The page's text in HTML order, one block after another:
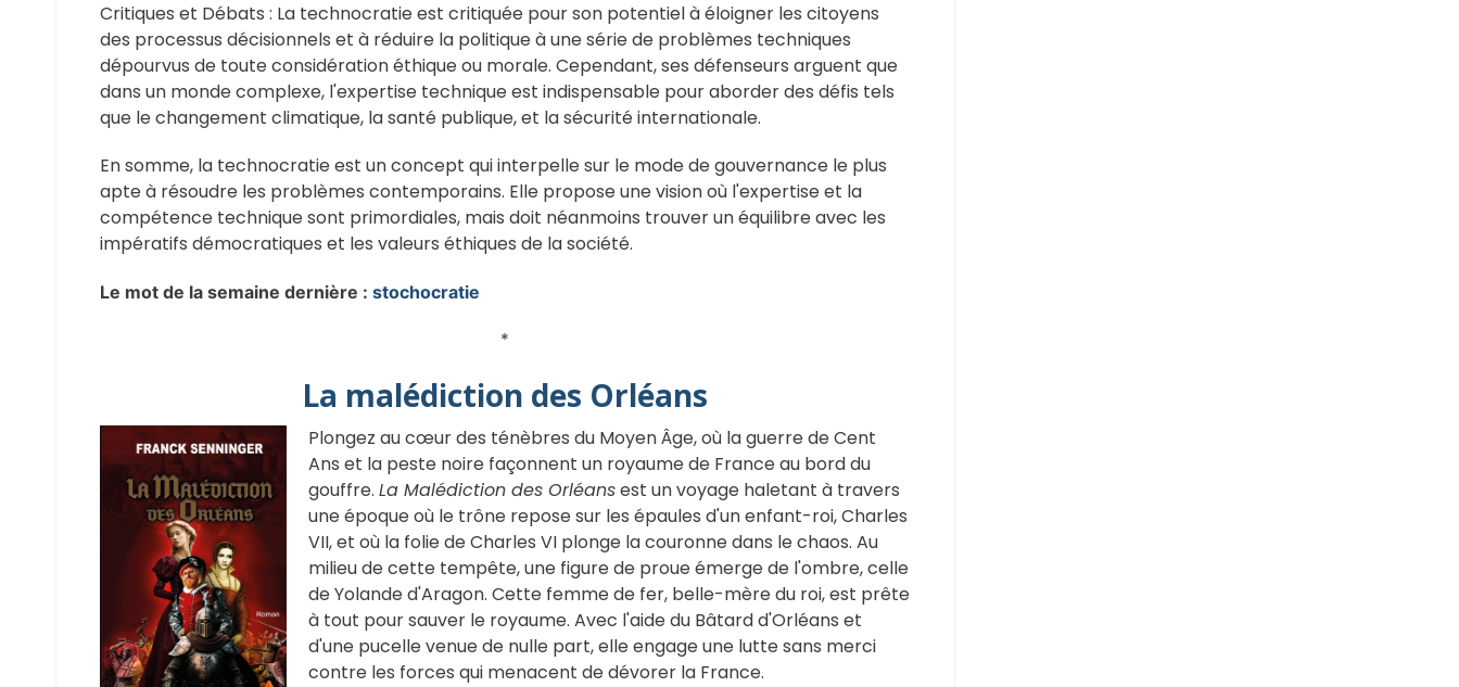
Critiques et Débats : La technocratie est critiquée pour son potentiel à éloigner les citoyens
des processus décisionnels et à réduire la politique à une série de problèmes techniques
dépourvus de toute considération éthique ou morale. Cependant, ses défenseurs arguent que
dans un monde complexe, l'expertise technique est indispensable pour aborder des défis tels
que le changement climatique, la santé publique, et la sécurité internationale.
En somme, la technocratie est un concept qui interpelle sur le mode de gouvernance le plus
apte à résoudre les problèmes contemporains. Elle propose une vision où l'expertise et la
compétence technique sont primordiales, mais doit néanmoins trouver un équilibre avec les
impératifs démocratiques et les valeurs éthiques de la société.
Le mot de la semaine dernière : stochocratie
*
La malédiction des Orléans
Plongez au cœur des ténèbres du Moyen Âge, où la guerre de Cent
Ans et la peste noire façonnent un royaume de France au bord du
gouffre. La Malédiction des Orléansest un voyage haletant à travers
une époque où le trône repose sur les épaules d'un enfant-roi, Charles
VII, et où la folie de Charles VI plonge la couronne dans le chaos. Au
milieu de cette tempête, une figure de proue émerge de l'ombre, celle
de Yolande d'Aragon. Cette femme de fer, belle-mère du roi, est prête
à tout pour sauver le royaume. Avec l'aide du Bâtard d'Orléans et
d'une pucelle venue de nulle part, elle engage une lutte sans merci
contre les forces qui menacent de dévorer la France.